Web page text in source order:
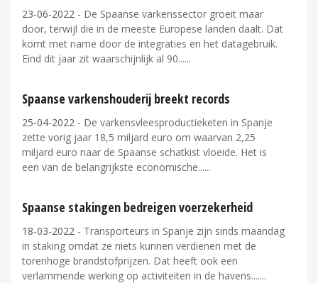
23-06-2022 - De Spaanse varkenssector groeit maar
door, terwijl die in de meeste Europese landen daalt. Dat
komt met name door de integraties en het datagebruik.
Eind dit jaar zit waarschijnlijk al 90...
Spaanse varkenshouderij breekt records
25-04-2022 - De varkensvleesproductieketen in Spanje
zette vorig jaar 18,5 miljard euro om waarvan 2,25
miljard euro naar de Spaanse schatkist vloeide. Het is
een van de belangrijkste economische...
Spaanse stakingen bedreigen voerzekerheid
18-03-2022 - Transporteurs in Spanje zijn sinds maandag
in staking omdat ze niets kunnen verdienen met de
torenhoge brandstofprijzen. Dat heeft ook een
verlammende werking op activiteiten in de havens....